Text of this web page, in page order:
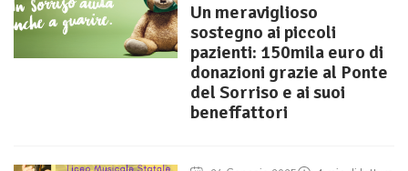
Un meraviglioso
sostegno ai piccoli
pazienti: 150mila euro di
donazioni grazie al Ponte
del Sorriso e ai suoi
beneffattori